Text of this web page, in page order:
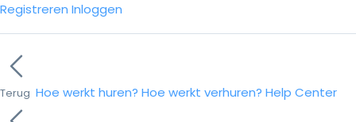
Registreren Inloggen
Terug Hoe werkt huren? Hoe werkt verhuren? Help Center